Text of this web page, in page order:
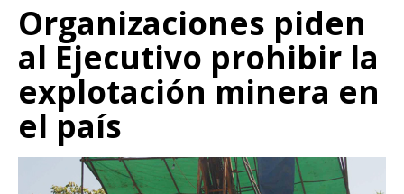
Organizaciones piden
al Ejecutivo prohibir la
explotación minera en
el país